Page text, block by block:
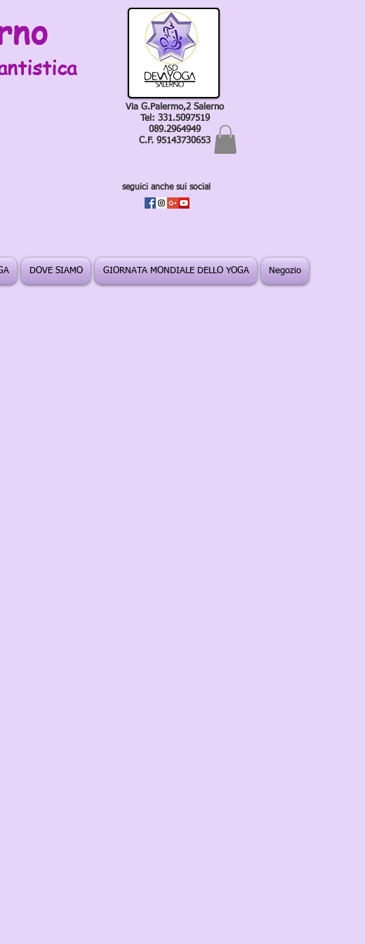
Via G.Palermo,2 Salerno
Tel: 331.5097519
089.2964949
C.F. 95143730653
seguici anche sui social
DOVE SIAMO GIORNATA MONDIALE DELLO YOGA Negozio